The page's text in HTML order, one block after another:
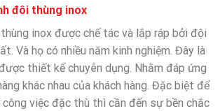
đôi thùng inox
inox được chế tác và lắp ráp bởi đội
Và họ có nhiều năm kinh nghiệm. Đây là
thiết kế chuyên dụng. Nhằm đáp ứng
khác nhau của khách hàng. Đặc biệt để
việc đặc thù thì cần đến sự bền chắc